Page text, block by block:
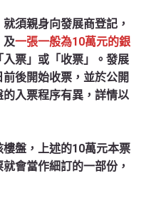
須親身向發展商登記，
及一張一般為10萬元的銀
入票」或「收票」。發展
後開始收票，並於公開
入票程序有異，詳情以
盤，上述的10萬元本票
會當作細訂的一部份，